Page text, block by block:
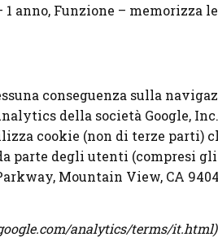
1 anno, Funzione –
conseguenza sulla
della società Google,
cookie (non di terze parti)
parte degli utenti (compresi
Mountain View, CA
analytics/terms/it.html)